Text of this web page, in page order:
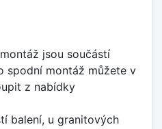
jsou součástí
spodní montáž můžete v
z nabídky
balení, u granitových